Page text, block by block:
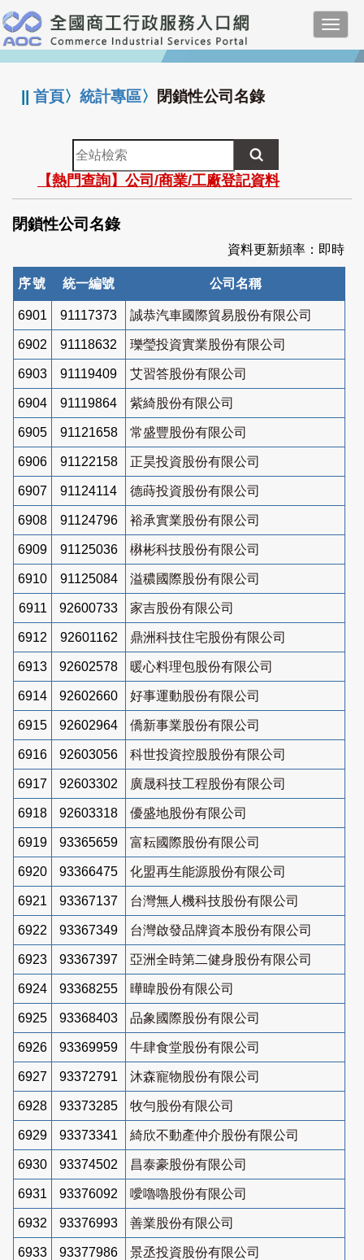
跳
到
主
要
:::
||首頁〉統計專區〉 閉鎖性公司名錄
全
站
檢
索
【熱門查詢】公司/商業/工廠登記資料
閉鎖性公司名錄
資料更新頻率：即時
序號 統一編號 公司名稱
6901 91117373 誠恭汽車國際貿易股份有限公司
6902 91118632 瓅瑩投資實業股份有限公司
6903 91119409 艾習答股份有限公司
6904 91119864 紫綺股份有限公司
6905 91121658 常盛豐股份有限公司
6906 91122158 正昊投資股份有限公司
6907 91124114 德蒔投資股份有限公司
6908 91124796 裕承實業股份有限公司
6909 91125036 楙彬科技股份有限公司
6910 91125084 溢穠國際股份有限公司
6911 92600733 家吉股份有限公司
6912 92601162 鼎洲科技住宅股份有限公司
6913 92602578 暖心料理包股份有限公司
6914 92602660 好事運動股份有限公司
6915 92602964 僑新事業股份有限公司
6916 92603056 科世投資控股股份有限公司
6917 92603302 廣晟科技工程股份有限公司
6918 92603318 優盛地股份有限公司
6919 93365659 富耘國際股份有限公司
6920 93366475 化盟再生能源股份有限公司
6921 93367137 台灣無人機科技股份有限公司
6922 93367349 台灣啟發品牌資本股份有限公司
6923 93367397 亞洲全時第二健身股份有限公司
6924 93368255 曄暐股份有限公司
6925 93368403 品象國際股份有限公司
6926 93369959 牛肆食堂股份有限公司
6927 93372791 沐森寵物股份有限公司
6928 93373285 牧勻股份有限公司
6929 93373341 綺欣不動產仲介股份有限公司
6930 93374502 昌泰豪股份有限公司
6931 93376092 噯嚕嚕股份有限公司
6932 93376993 善業股份有限公司
6933 93377986 景丞投資股份有限公司